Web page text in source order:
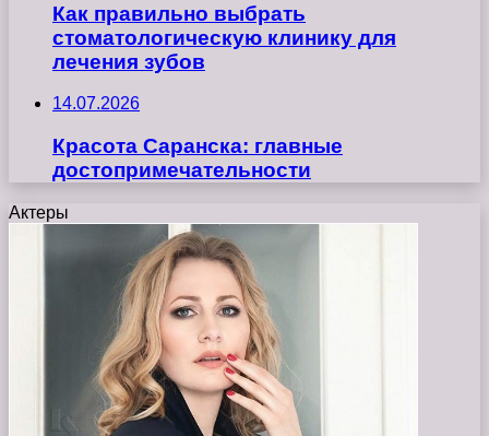
Как правильно выбрать
стоматологическую клинику для
лечения зубов
14.07.2026
Красота Саранска: главные
достопримечательности
Актеры